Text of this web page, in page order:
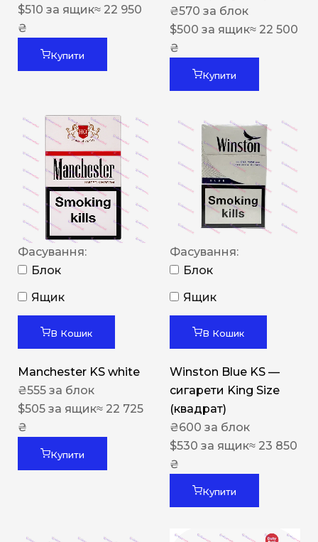
$510 за ящик≈ 22 950
₴
Купити
₴570 за блок
$500 за ящик≈ 22 500
₴
Купити
Фасування:
Блок
Ящик
В Кошик
Manchester KS white
₴555 за блок
$505 за ящик≈ 22 725
₴
Купити
Фасування:
Блок
Ящик
В Кошик
Winston Blue KS —
сигарети King Size
(квадрат)
₴600 за блок
$530 за ящик≈ 23 850
₴
Купити